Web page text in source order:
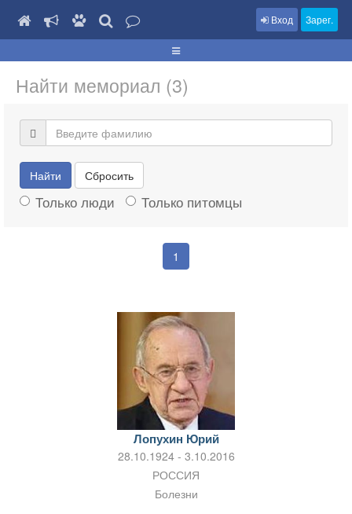
Вход Зарег.
Найти мемориал (3)
Найти Сбросить
Только люди Только питомцы
1
Лопухин Юрий
28.10.1924 - 3.10.2016
РОССИЯ
Болезни